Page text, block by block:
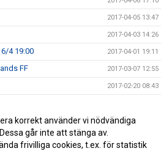
2017-04-05 13:47
2017-04-03 14:26
4 19:00 2017-04-01 19:11
FF 2017-03-07 12:55
2017-02-20 08:43
2016 2016-04-17 09:55
2016-04-10 14:52
korrekt använder vi nödvändiga
går inte att stänga av.
frivilliga cookies, t.ex. för statistik